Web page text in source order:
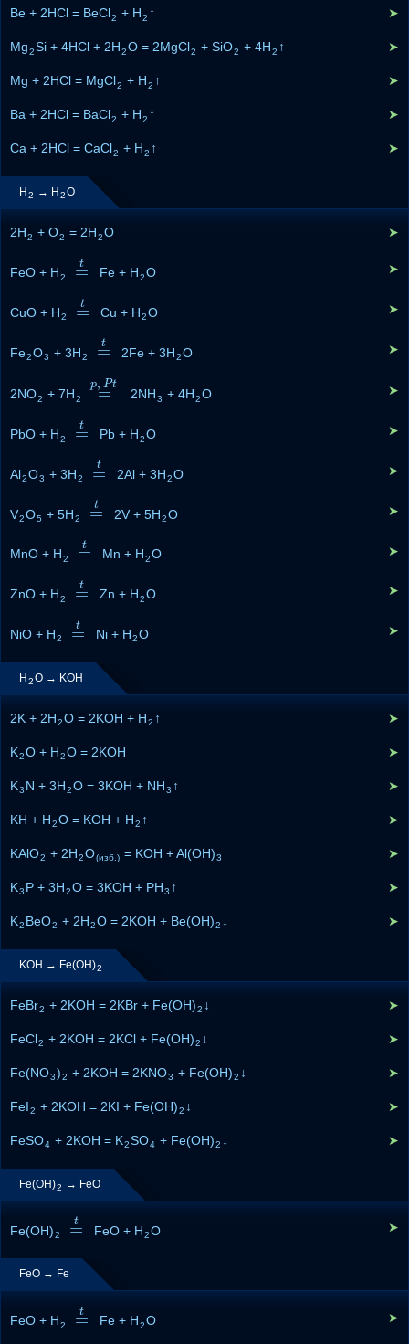
Be + 2HCl = BeCl2 + H2 ↑ ➤
Mg2Si + 4HCl + 2H2O = 2MgCl2 + SiO2 + 4H2 ↑ ➤
Mg + 2HCl = MgCl2 + H2 ↑ ➤
Ba + 2HCl = BaCl2 + H2 ↑ ➤
Ca + 2HCl = CaCl2 + H2 ↑ ➤
H 2 → H 2O
2H2 + O2 = 2H2O ➤
FeO + H2 =
t
=t Fe + H 2 O ➤
CuO + H2 =
t
=t Cu + H 2 O ➤
Fe2O3 + 3H2 =
t
=t 2Fe + 3H 2 O ➤
2NO2 + 7H2 =
p,Pt
= p,P 2NH 3 + 4H 2 O ➤
PbO + H2 =
t
=t Pb + H 2 O ➤
Al2O3 + 3H2 =
t
=t 2Al + 3H 2 O ➤
V2O5 + 5H2 =
t
=t 2V + 5H 2 O ➤
MnO + H2 =
t
=t Mn + H 2 O ➤
ZnO + H2 =
t
=t Zn + H 2 O ➤
NiO + H2 =
t
=t Ni + H 2 O ➤
H2O → KOH
2K + 2H2O = 2KOH + H2 ↑ ➤
K2O + H2O = 2KOH ➤
K3 N + 3H2O = 3KOH + NH3 ↑ ➤
KH + H2O = KOH + H2 ↑ ➤
KAlO2 + 2H2O(изб.) = KOH + Al(OH)3 ➤
K3 P + 3H2O = 3KOH + PH3 ↑ ➤
K2 BeO2 + 2H2O = 2KOH + Be(OH)2 ↓ ➤
KOH → Fe(OH)2
FeBr2 + 2KOH = 2KBr + Fe(OH)2 ↓ ➤
FeCl2 + 2KOH = 2KCl + Fe(OH)2 ↓ ➤
Fe(NO3)2 + 2KOH = 2KNO3 + Fe(OH)2 ↓ ➤
FeI2 + 2KOH = 2KI + Fe(OH)2 ↓ ➤
FeSO4 + 2KOH = K2SO4 + Fe(OH)2 ↓ ➤
Fe(OH)2 → FeO
Fe(OH)2 =
t
=t FeO + H 2 O ➤
FeO → Fe
FeO + H2 =
t
=t Fe + H 2 O ➤